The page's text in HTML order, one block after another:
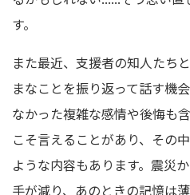
す。
また最近、 支援者の知人たち
まなことを振り返って話す機
なかった複雑な感情や後悔も
こそ言えることがあり、その
ような内容もあります。 震災
手が減り、あのときの記憶は